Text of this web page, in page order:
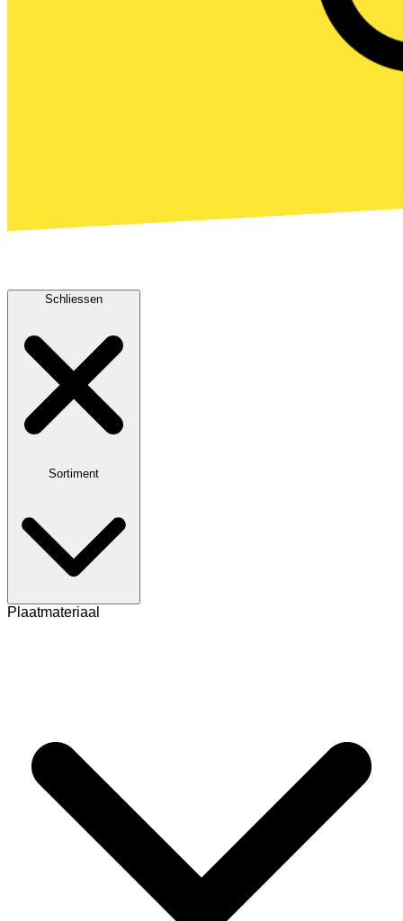
Schliessen
Sortiment
Plaatmateriaal